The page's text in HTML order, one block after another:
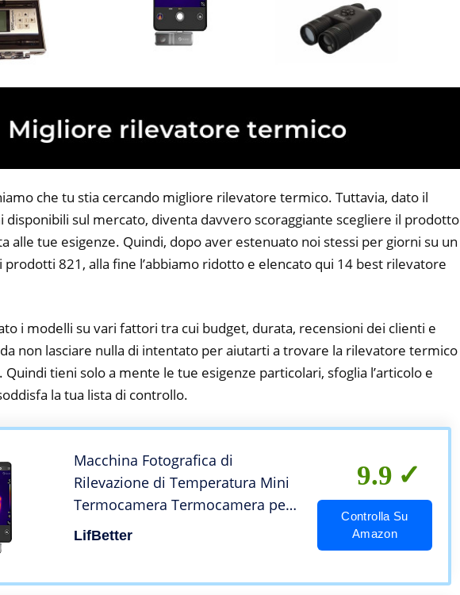
che tu stia cercando migliore rilevatore termico. Tuttavia, dato il
disponibili sul mercato, diventa davvero scoraggiante scegliere il prodotto
alle tue esigenze. Quindi, dopo aver estenuato noi stessi per giorni su un
821, alla fine l’abbiamo ridotto e elencato qui 14 best rilevatore
i modelli su vari fattori tra cui budget, durata, recensioni dei clienti e
non lasciare nulla di intentato per aiutarti a trovare la rilevatore termico
Quindi tieni solo a mente le tue esigenze particolari, sfoglia l’articolo e
la tua lista di controllo.
Macchina Fotografica di
Rilevazione di Temperatura Mini
Termocamera Termocamera per
Smartphone Tipo-C Android
LifBetter
9.9
Controlla Su
Amazon